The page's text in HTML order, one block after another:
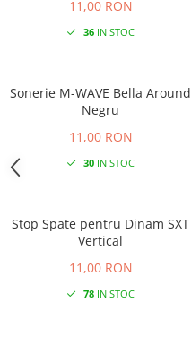
11,00 RON
36IN STOC
Sonerie M-WAVE Bella Around
Negru
11,00 RON
30IN STOC
Stop Spate pentru Dinam SXT
Vertical
11,00 RON
78IN STOC